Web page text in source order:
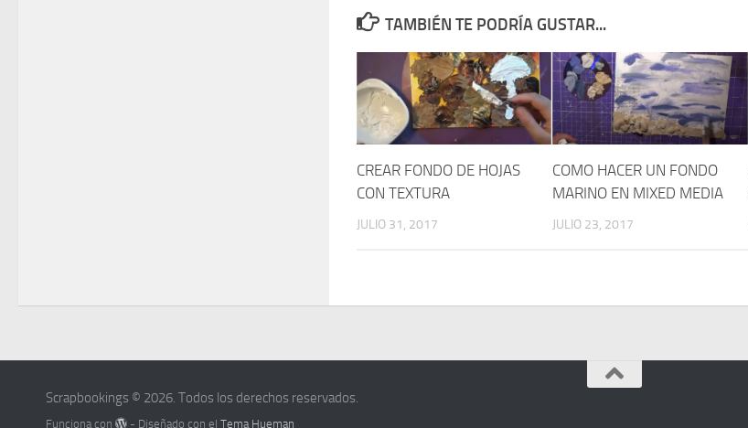
TAMBIÉN TE PODRÍA GUSTAR...
CREAR FONDO DE HOJAS
CON TEXTURA
JULIO 31, 2017
COMO HACER UN FONDO
MARINO EN MIXED MEDIA
JULIO 23, 2017
Scrapbookings © 2026. Todos los derechos reservados.
Funciona con - Diseñado con elTema Hueman